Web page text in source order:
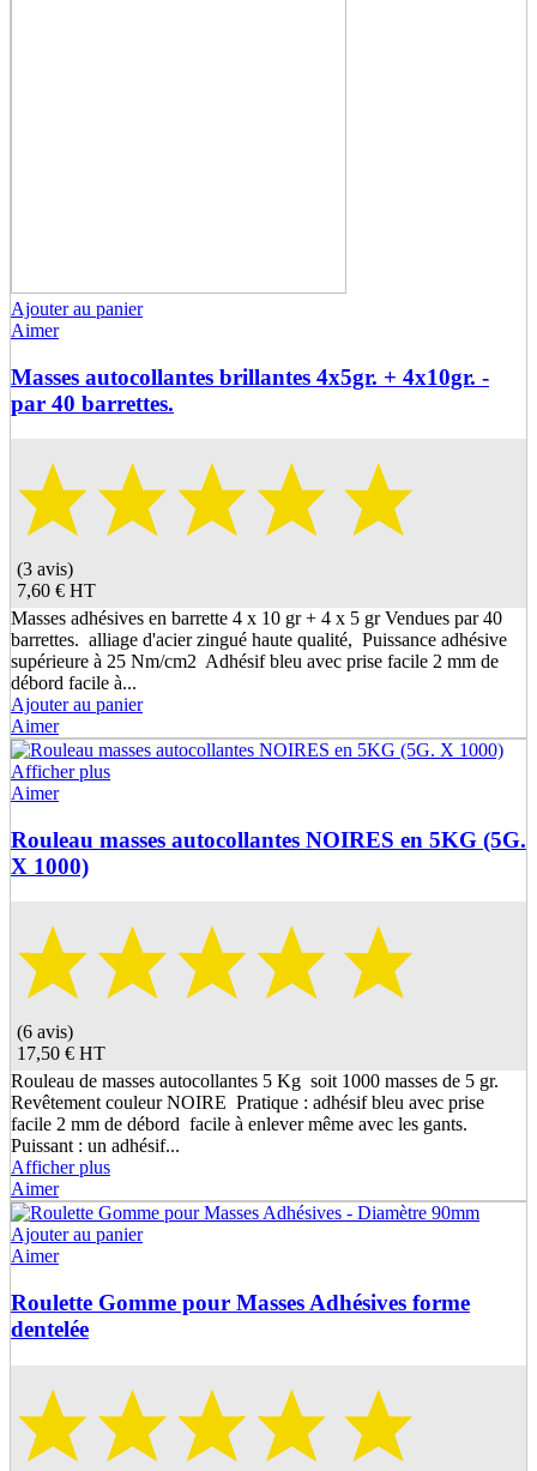
Ajouter au panier
Aimer
Masses autocollantes brillantes 4x5gr. + 4x10gr. -
par 40 barrettes.
(3 avis)
7,60 € HT
Masses adhésives en barrette 4 x 10 gr + 4 x 5 gr Vendues par 40
barrettes. alliage d'acier zingué haute qualité, Puissance adhésive
supérieure à 25 Nm/cm2 Adhésif bleu avec prise facile 2 mm de
débord facile à...
Ajouter au panier
Aimer
Afficher plus
Aimer
Rouleau masses autocollantes NOIRES en 5KG (5G.
X 1000)
(6 avis)
17,50 € HT
Rouleau de masses autocollantes 5 Kg soit 1000 masses de 5 gr.
Revêtement couleur NOIRE Pratique : adhésif bleu avec prise
facile 2 mm de débord facile à enlever même avec les gants.
Puissant : un adhésif...
Afficher plus
Aimer
Ajouter au panier
Aimer
Roulette Gomme pour Masses Adhésives forme
dentelée